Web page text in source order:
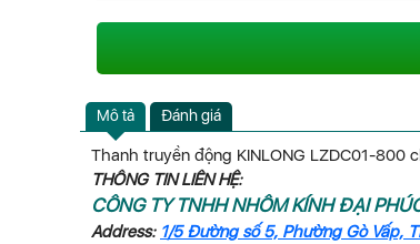
Mô tả Đánh giá
Thanh truyền động KINLONG LZDC01-800
THÔNG TIN LIÊN HỆ:
CÔNG TY TNHH NHÔM KÍNH ĐẠI
Address: 1/5 Đường số 5, Phường Gò Vấp,